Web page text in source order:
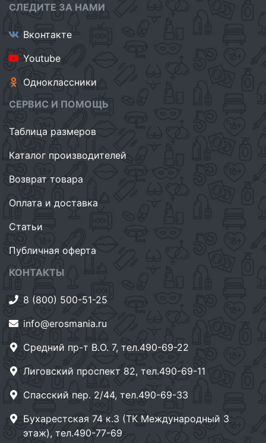
СЛЕДИТЕ ЗА НАМИ
Вконтакте
Youtube
Одноклассники
СЕРВИС И ПОМОЩЬ
Таблица размеров
Каталог производителей
Возврат товара
Оплата и доставка
Статьи
Публичная оферта
КОНТАКТЫ
8 (800) 500-51-25
info@erosmania.ru
Средний пр-т В.О. 7, тел.490-69-22
Лиговский проспект 82, тел.490-69-11
Спасский пер. 2/44, тел.490-69-33
Бухарестская 74 к.3 (ТК Международный 3
этаж), тел.490-77-69